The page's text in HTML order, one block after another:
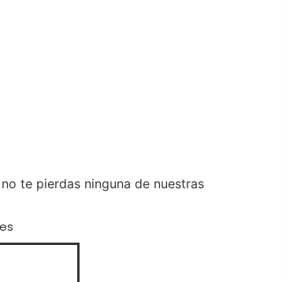
te pierdas ninguna de nuestras